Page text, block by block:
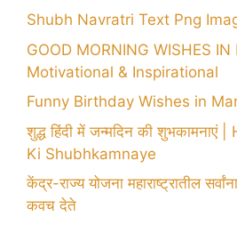
Shubh Navratri Text Png
GOOD MORNING WISHES IN
Motivational & Inspirational
Funny Birthday Wishes in
शुद्ध हिंदी में जन्मदिन की
Ki Shubhkamnaye
केंद्र-राज्य योजना महाराष्ट्रातील
कवच देते